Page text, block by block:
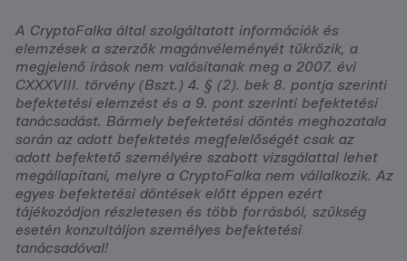
A CryptoFalka által szolgáltatott információk és
elemzések a szerzők magánvéleményét tükrözik, a
megjelenő írások nem valósítanak meg a 2007. évi
CXXXVIII. törvény (Bszt.) 4. § (2). bek 8. pontja szerinti
befektetési elemzést és a 9. pont szerinti befektetési
tanácsadást. Bármely befektetési döntés meghozatala
során az adott befektetés megfelelőségét csak az
adott befektető személyére szabott vizsgálattal lehet
megállapítani, melyre a CryptoFalka nem vállalkozik. Az
egyes befektetési döntések előtt éppen ezért
tájékozódjon részletesen és több forrásból, szükség
esetén konzultáljon személyes befektetési
tanácsadóval!